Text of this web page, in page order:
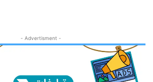
- Advertisment -